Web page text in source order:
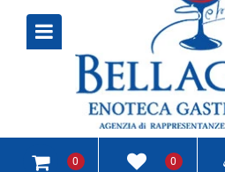
0 0